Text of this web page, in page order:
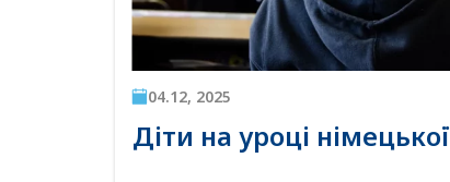
04.12, 2025
Діти на уроці німецької